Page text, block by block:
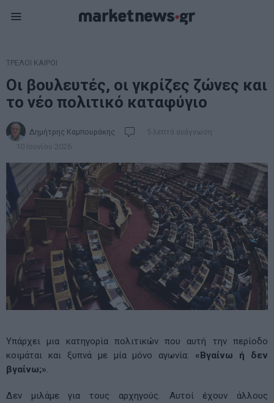
ΤΡΕΛΟΙ ΚΑΙΡΟΙ
Οι βουλευτές, οι γκρίζες ζώνες και
το νέο πολιτικό καταφύγιο
Δημήτρης Καμπουράκης
5 λεπτά ανάγνωση
10 Ιουνίου 2026
Υπάρχει μια κατηγορία πολιτικών που αυτή την περίοδο
κοιμάται και ξυπνά με μία μόνο αγωνία: «Βγαίνω ή δεν
βγαίνω;».
Δεν μιλάμε για τους αρχηγούς. Αυτοί έχουν άλλους